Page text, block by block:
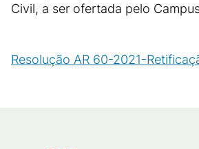
Civil, a ser ofertada pelo
Resolução AR 60-2021-